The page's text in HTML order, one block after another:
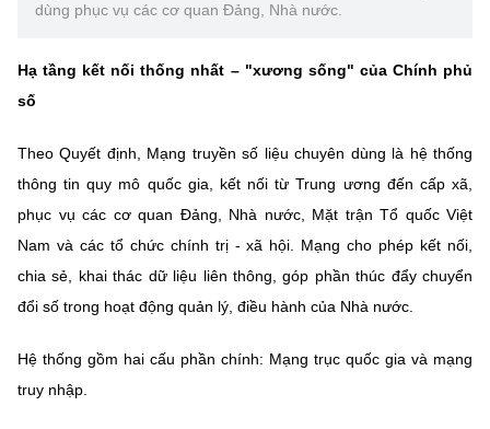
Giám đốc Trung tâm Truyền thông Khoa học và Công nghệ.
Địa chỉ: Ban Biên tập Cổng TTĐT - 18 Nguyễn Du, TP. Hà Nội
Điện thoại: 024 3936 9506
Email:
stc@mst.gov.vn
(Ghi rõ nguồn "https://mst.gov.vn" khi phát hành lại thông tin từ
website này)
dùng phục vụ các cơ quan Đảng, Nhà nước.
Hạ tầng kết nối thống nhất – "xương sống" của Chính phủ
số
Theo Quyết định, Mạng truyền số liệu chuyên dùng là hệ thống
thông tin quy mô quốc gia, kết nối từ Trung ương đến cấp xã,
phục vụ các cơ quan Đảng, Nhà nước, Mặt trận Tổ quốc Việt
Nam và các tổ chức chính trị - xã hội. Mạng cho phép kết nối,
chia sẻ, khai thác dữ liệu liên thông, góp phần thúc đẩy chuyển
đổi số trong hoạt động quản lý, điều hành của Nhà nước.
Hệ thống gồm hai cấu phần chính: Mạng trục quốc gia và mạng
truy nhập.